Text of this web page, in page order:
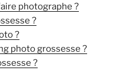
photographe ?
?
?
photo grossesse ?
?